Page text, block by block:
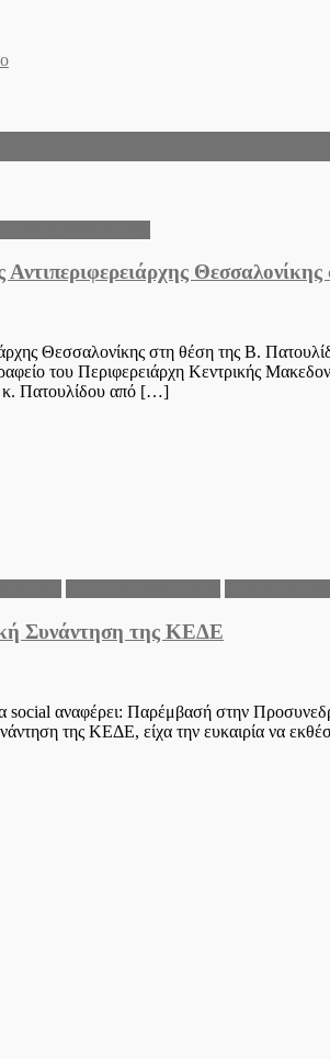
Θεσσαλονίκης στη θέση της Β.
του Περιφερειάρχη Κεντρικής
κ. Πατουλίδου από […]
Συνάντηση της ΚΕΔΕ
social αναφέρει: Παρέμβασή στην
της ΚΕΔΕ, είχα την ευκαιρία να